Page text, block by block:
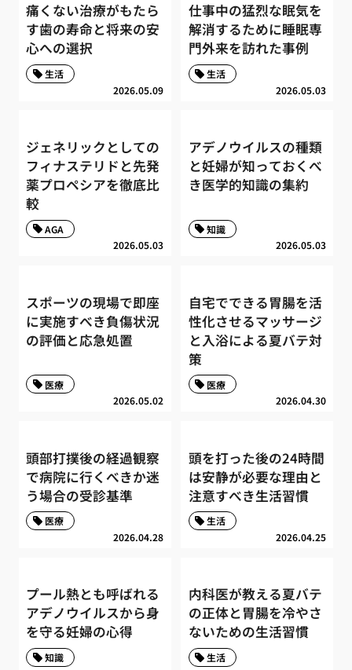
痛くない治療がもたら
す歯の寿命と将来の安
心への選択
2026.05.09
生活
仕事中の猛烈な眠気を
解消するために睡眠専
門外来を訪れた事例
2026.05.03
生活
ジェネリックとしての
フィナステリドと先発
薬プロペシアを徹底比
較
2026.05.03
AGA
アデノウイルスの種類
と妊婦が知っておくべ
き医学的知識の集約
2026.05.03
知識
スポーツの現場で即座
に実施すべき負傷状況
の評価と応急処置
2026.05.02
医療
自宅でできる胃腸を活
性化させるマッサージ
と入浴による夏バテ対
策
2026.04.30
医療
頭部打撲後の経過観察
で病院に行くべきか迷
う場合の受診基準
2026.04.28
医療
頭を打った後の24時間
は安静が必要な理由と
注意すべき生活習慣
2026.04.25
生活
プール熱とも呼ばれる
アデノウイルスから身
を守る妊婦の心得
知識
内科医が教える夏バテ
の正体と胃腸を冷やさ
ないための生活習慣
生活